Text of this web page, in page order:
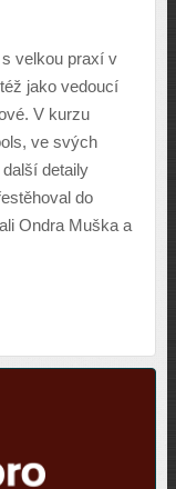
velkou praxí v
jako vedoucí
V kurzu
ve svých
detaily
do
Ondra Muška a